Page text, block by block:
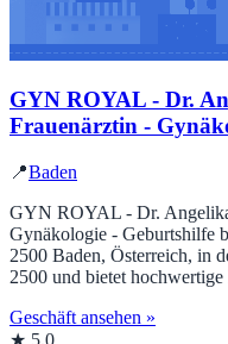
GYN ROYAL - Dr.
Frauenärztin -
📍Baden
GYN ROYAL - Dr.
Gynäkologie - Geburtshilfe
2500 Baden, Österreich, in
2500 und bietet
Geschäft ansehen »